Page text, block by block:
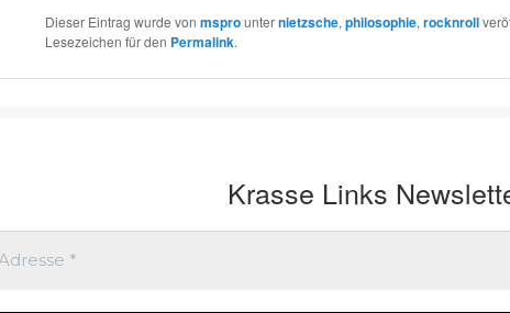
Dieser Eintrag wurde von msprounternietzsche, philosophie, rocknroll
Lesezeichen für den Permalink.
Krasse Links